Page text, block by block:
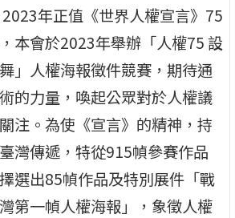
年正值《世界人權宣言》75
本會於2023年舉辦「人權75 設
」人權海報徵件競賽，期待通
的力量，喚起公眾對於人權議
注。為使《宣言》的精神，持
灣傳遞，特從915幀參賽作品
選出85幀作品及特別展件「戰
第一幀人權海報」，象徵人權